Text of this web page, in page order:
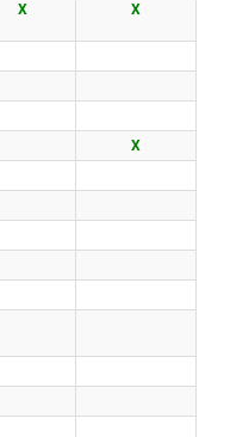
X X
X